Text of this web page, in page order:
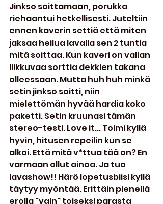
Jinkso soittamaan, porukka
riehaantui hetkellisesti. Juteltiin
ennen kaverin settiä että miten
jaksaa heilua lavalla sen 2 tuntia
mitä soittaa. Kun kaveri on vallan
liikkuvaa sorttia dekkien takana
olleessaan. Mutta huh huh minkä
setin jinkso soitti, niin
mielettömän hyvää hardia koko
paketti. Setin kruunasi tämän
stereo-testi. Love it... Toimi kyllä
hyvin, hitusen repeilin kun se
alkoi. Että mitä v*ttua tää on? En
varmaan ollut ainoa. Ja tuo
lavashow!! Härö lopetusbiisi kyllä
täytyy myöntää. Erittäin pienellä
erolla "vain" toiseksi parasta